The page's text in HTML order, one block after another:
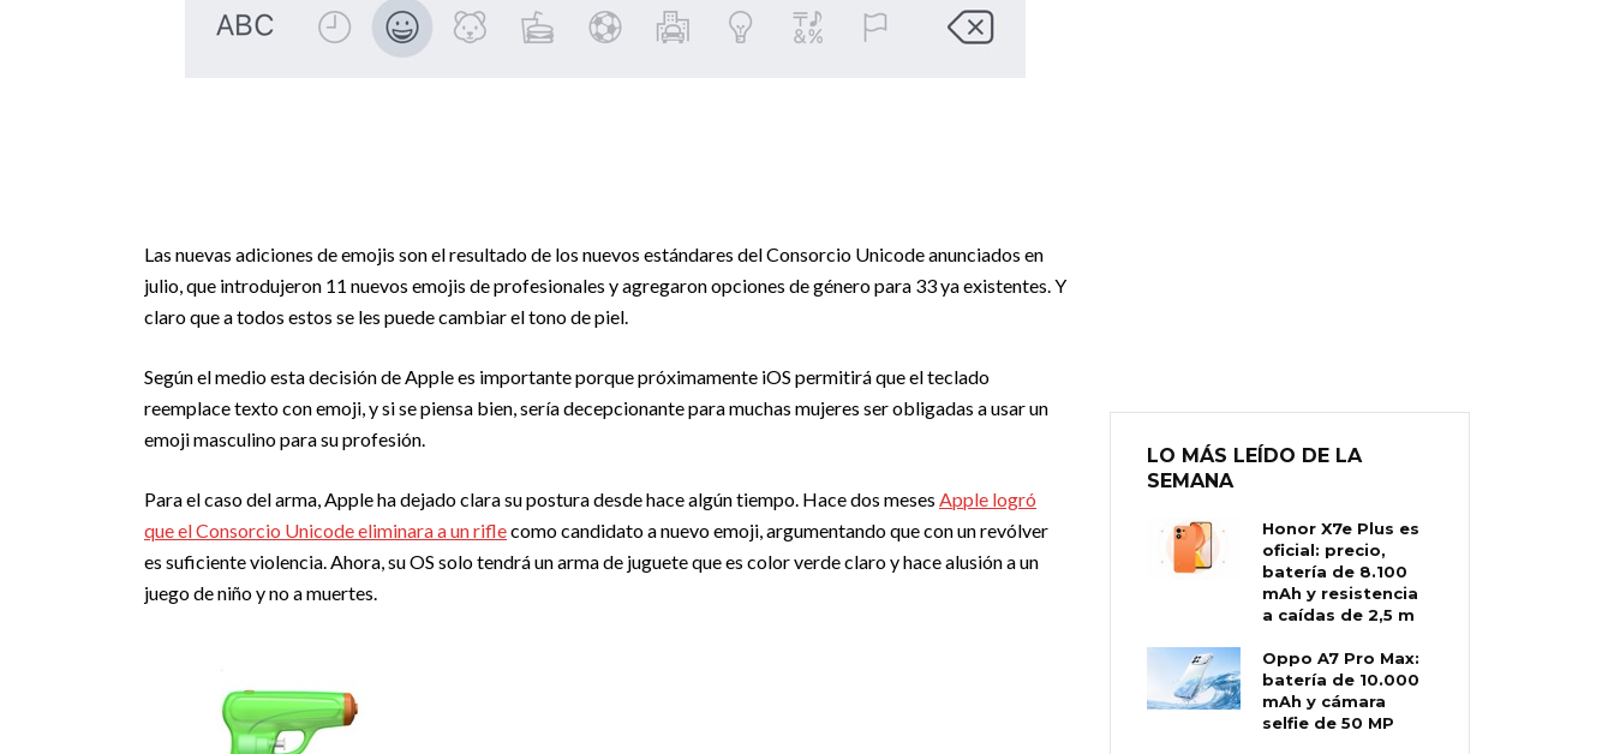
Las nuevas adiciones de emojis son el resultado de los nuevos estándares del Consorcio Unicode anunciados en
julio, que introdujeron 11 nuevos emojis de profesionales y agregaron opciones de género para 33 ya existentes. Y
claro que a todos estos se les puede cambiar el tono de piel.
Según el medio esta decisión de Apple es importante porque próximamente iOS permitirá que el teclado
reemplace texto con emoji, y si se piensa bien, sería decepcionante para muchas mujeres ser obligadas a usar un
emoji masculino para su profesión.
Para el caso del arma, Apple ha dejado clara su postura desde hace algún tiempo. Hace dos meses Apple logró
que el Consorcio Unicode eliminara a un riflecomo candidato a nuevo emoji, argumentando que con un revólver
es suficiente violencia. Ahora, su OS solo tendrá un arma de juguete que es color verde claro y hace alusión a un
juego de niño y no a muertes.
LO MÁS LEÍDO DE LA
SEMANA
Honor X7e Plus es
oficial: precio,
batería de 8.100
mAh y resistencia
a caídas de 2,5 m
Oppo A7 Pro Max:
batería de 10.000
mAh y cámara
selfie de 50 MP